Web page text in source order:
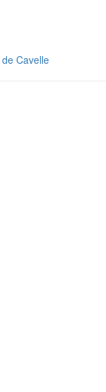
de Cavelle